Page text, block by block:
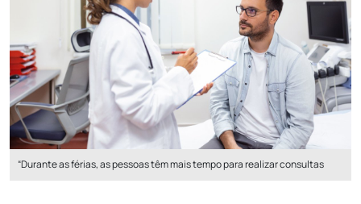
“Durante as férias, as pessoas têm mais tempo para realizar consultas